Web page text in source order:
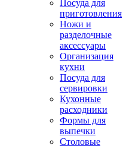
Посуда для
приготовления
Ножи и
разделочные
аксессуары
Организация
кухни
Посуда для
сервировки
Кухонные
расходники
Формы для
выпечки
Столовые